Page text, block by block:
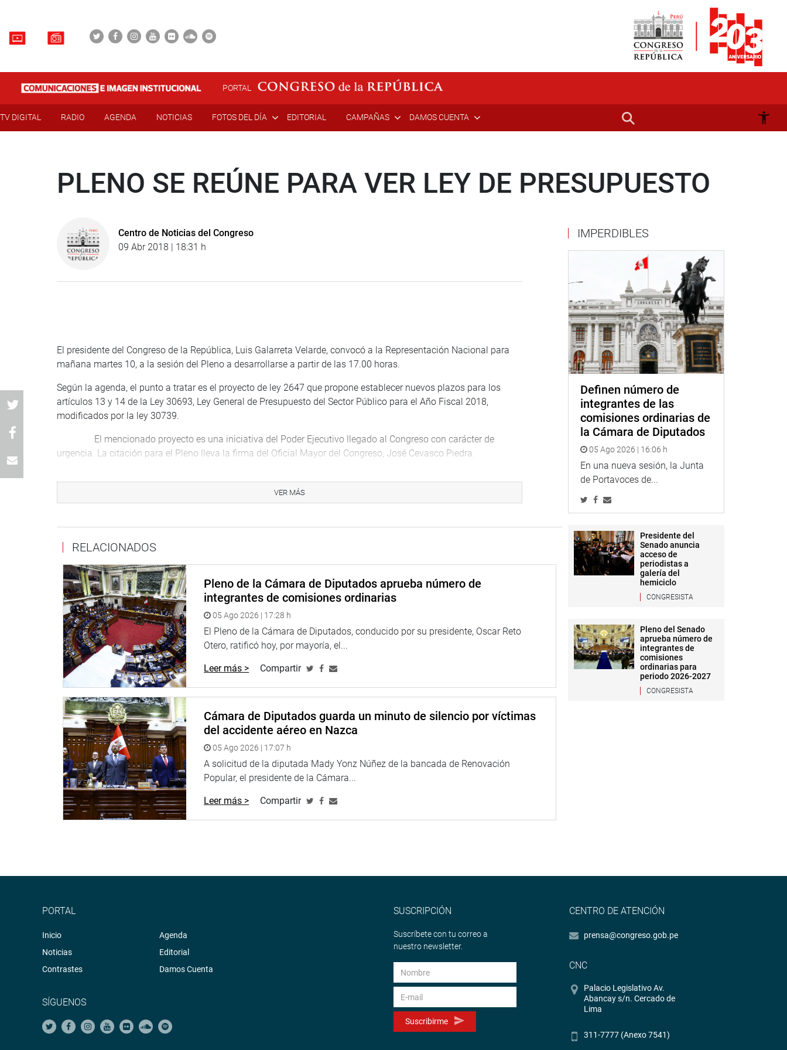
PORTAL
TV DIGITAL RADIO AGENDA NOTICIAS FOTOS DEL DÍA EDITORIAL CAMPAÑAS DAMOS CUENTA
PLENO SE REÚNE PARA VER LEY DE PRESUPUESTO
Centro de Noticias del Congreso
09 Abr 2018 | 18:31 h
El presidente del Congreso de la República, Luis Galarreta Velarde, convocó a la Representación Nacional para
mañana martes 10, a la sesión del Pleno a desarrollarse a partir de las 17.00 horas.
Según la agenda, el punto a tratar es el proyecto de ley 2647 que propone establecer nuevos plazos para los
artículos 13 y 14 de la Ley 30693, Ley General de Presupuesto del Sector Público para el Año Fiscal 2018,
modificados por la ley 30739.
El mencionado proyecto es una iniciativa del Poder Ejecutivo llegado al Congreso con carácter de
urgencia. La citación para el Pleno lleva la firma del Oficial Mayor del Congreso, José Cevasco Piedra.
PRENSA-CONGRESO09-04-18
VER MÁS
RELACIONADOS
Pleno de la Cámara de Diputados aprueba número de
integrantes de comisiones ordinarias
05 Ago 2026 | 17:28 h
El Pleno de la Cámara de Diputados, conducido por su presidente, Oscar Reto
Otero, ratificó hoy, por mayoría, el...
Leer más > Compartir
Cámara de Diputados guarda un minuto de silencio por víctimas
del accidente aéreo en Nazca
05 Ago 2026 | 17:07 h
A solicitud de la diputada Mady Yonz Núñez de la bancada de Renovación
Popular, el presidente de la Cámara...
Leer más > Compartir
IMPERDIBLES
Definen número de
integrantes de las
comisiones ordinarias de
la Cámara de Diputados
05 Ago 2026 | 16:06 h
En una nueva sesión, la Junta
de Portavoces de...
Presidente del
Senado anuncia
acceso de
periodistas a
galería del
hemiciclo
CONGRESISTA
Pleno del Senado
aprueba número de
integrantes de
comisiones
ordinarias para
periodo 2026-2027
CONGRESISTA
PORTAL
Inicio
Noticias
Contrastes
Agenda
Editorial
Damos Cuenta
SÍGUENOS
SUSCRIPCIÓN
Suscríbete con tu correo a
nuestro newsletter.
Suscribirme
CENTRO DE ATENCIÓN
prensa@congreso.gob.pe
CNC
Palacio Legislativo Av.
Abancay s/n. Cercado de
Lima
311-7777 (Anexo 7541)